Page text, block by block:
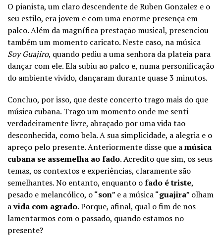
O pianista, um claro descendente de Ruben Gonzalez e o
seu estilo, era jovem e com uma enorme presença em
palco. Além da magnífica prestação musical, presenciou
também um momento caricato. Neste caso, na música
Soy Guajiro, quando pediu a uma senhora da plateia para
dançar com ele. Ela subiu ao palco e, numa personificação
do ambiente vivido, dançaram durante quase 3 minutos.
Concluo, por isso, que deste concerto trago mais do que
música cubana. Trago um momento onde me senti
verdadeiramente livre, abraçado por uma vida tão
desconhecida, como bela. A sua simplicidade, a alegria e o
apreço pelo presente. Anteriormente disse que amúsica
cubana se assemelha ao fado. Acredito que sim, os seus
temas, os contextos e experiências, claramente são
semelhantes. No entanto, enquanto ofado é triste,
pesado e melancólico, o “son” e a música “guajira” olham
avida com agrado. Porque, afinal, qual o fim de nos
lamentarmos com o passado, quando estamos no
presente?